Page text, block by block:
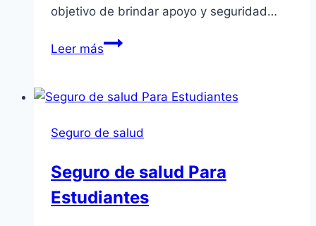
objetivo de brindar apoyo y seguridad…
Leer másPrograma
Independientes
IMSS
Seguro de salud
Seguro de salud Para
Estudiantes